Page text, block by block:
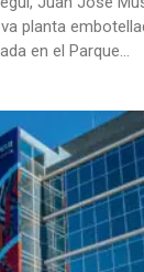
planta
en el Parque...